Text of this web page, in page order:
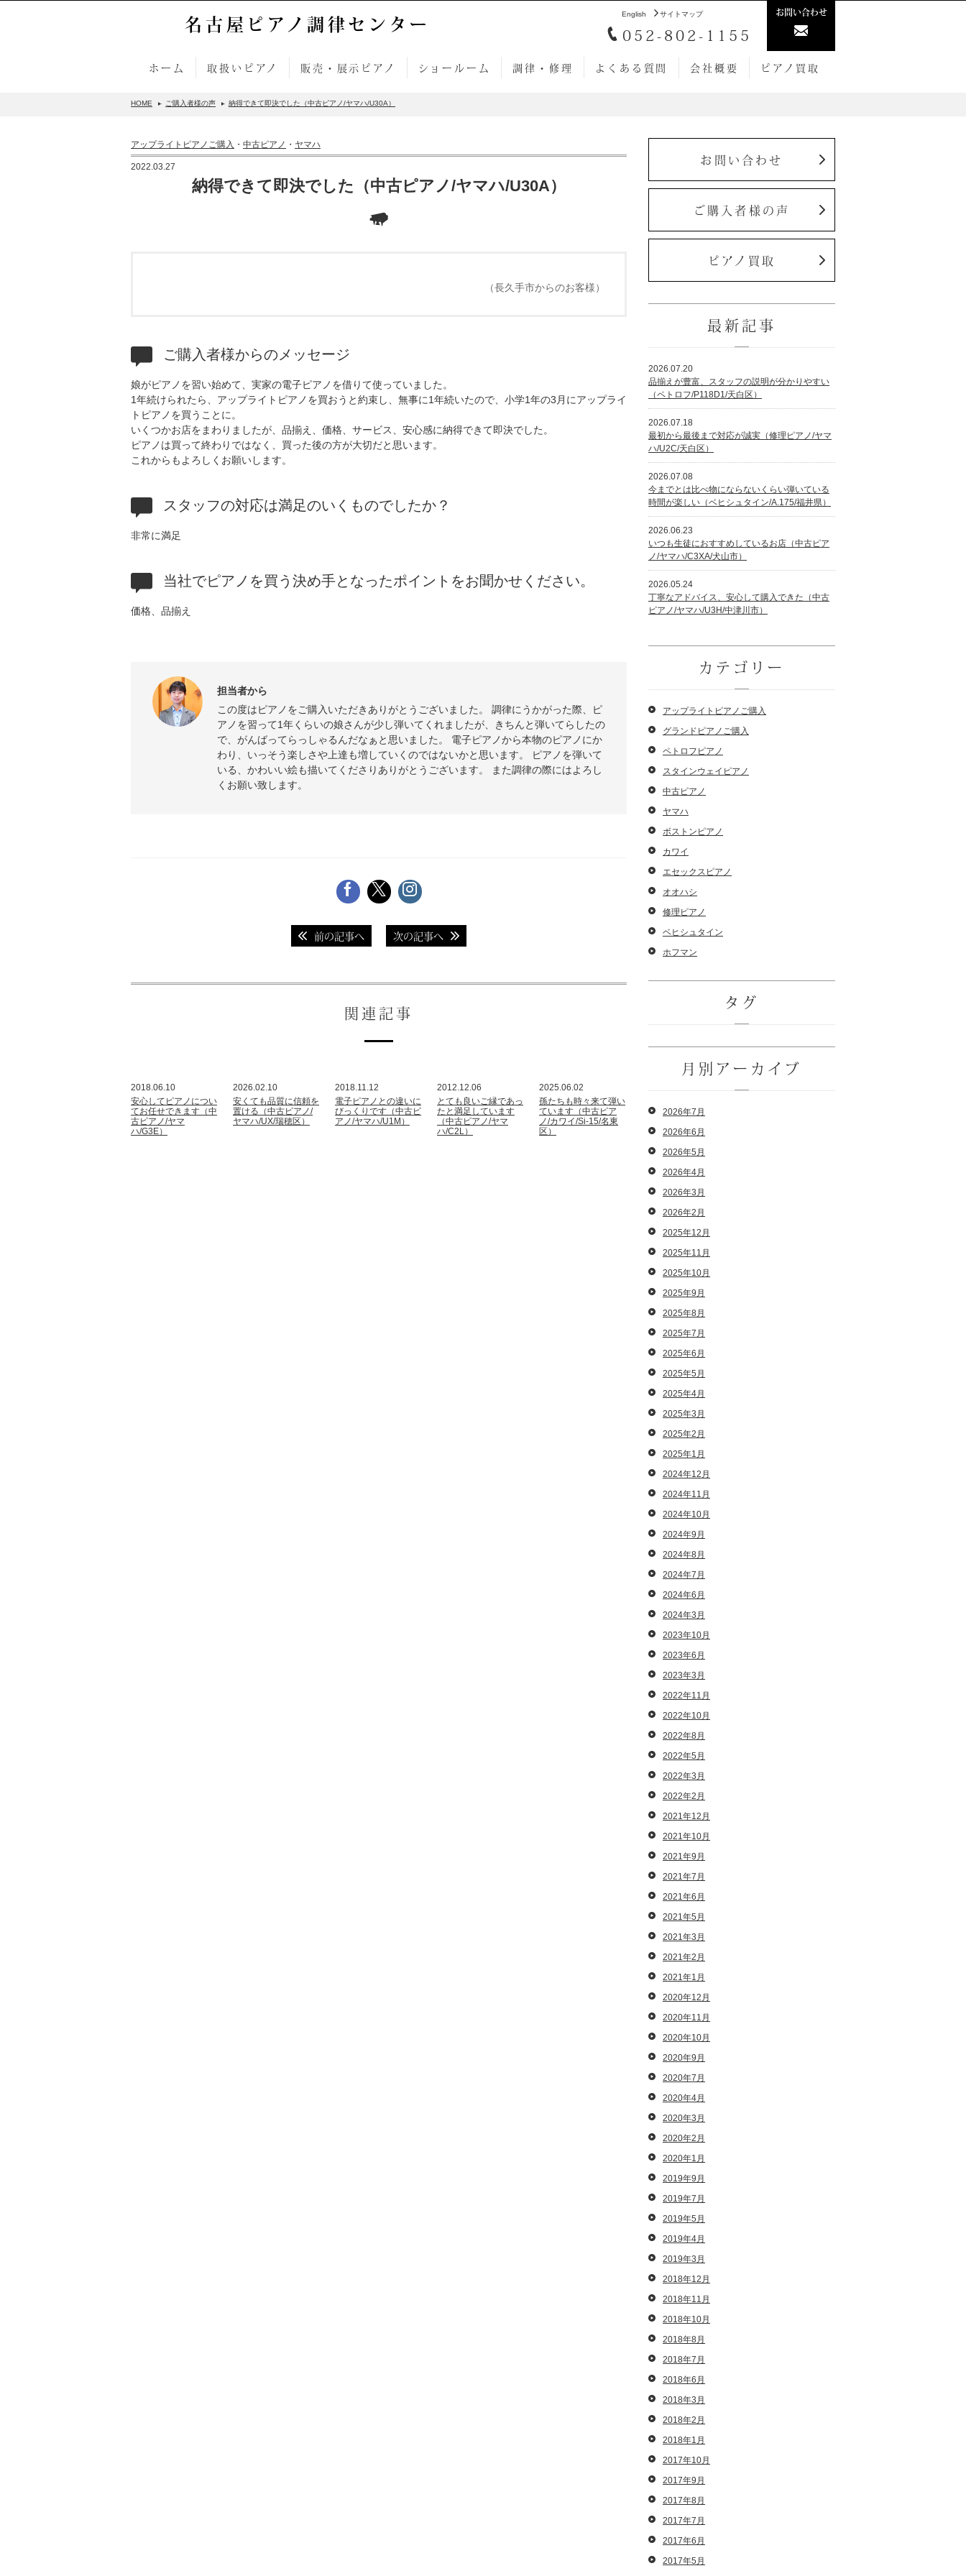
English サイトマップ
052-802-1155
お問い合わせ
名古屋ピアノ調律センター
ホーム 取扱いピアノ 販売・展示ピアノ ショールーム 調律・修理 よくある質問 会社概要 ピアノ買取
HOME ご購入者様の声 納得できて即決でした（中古ピアノ/ヤマハ/U30A）
アップライトピアノご購入 ・ 中古ピアノ ・ ヤマハ
2022.03.27
納得できて即決でした（中古ピアノ/ヤマハ/U30A）
（長久手市からのお客様）
ご購入者様からのメッセージ
娘がピアノを習い始めて、実家の電子ピアノを借りて使っていました。
1年続けられたら、アップライトピアノを買おうと約束し、無事に1年続いたので、小学1年の3月にアップライ
トピアノを買うことに。
いくつかお店をまわりましたが、品揃え、価格、サービス、安心感に納得できて即決でした。
ピアノは買って終わりではなく、買った後の方が大切だと思います。
これからもよろしくお願いします。
スタッフの対応は満足のいくものでしたか？
非常に満足
当社でピアノを買う決め手となったポイントをお聞かせください。
価格、品揃え
担当者から
この度はピアノをご購入いただきありがとうございました。 調律にうかがった際、ピ
アノを習って1年くらいの娘さんが少し弾いてくれましたが、きちんと弾いてらしたの
で、がんばってらっしゃるんだなぁと思いました。 電子ピアノから本物のピアノにか
わり、いっそう楽しさや上達も増していくのではないかと思います。 ピアノを弾いて
いる、かわいい絵も描いてくださりありがとうございます。 また調律の際にはよろし
くお願い致します。
前の記事へ 次の記事へ
関連記事
2018.06.10
安心してピアノについ
てお任せできます（中
古ピアノ/ヤマ
ハ/G3E）
2026.02.10
安くても品質に信頼を
置ける（中古ピアノ/
ヤマハ/UX/瑞穂区）
2018.11.12
電子ピアノとの違いに
びっくりです（中古ピ
アノ/ヤマハ/U1M）
2012.12.06
とても良いご縁であっ
たと満足しています
（中古ピアノ/ヤマ
ハ/C2L）
2025.06.02
孫たちも時々来て弾い
ています（中古ピア
ノ/カワイ/Si-15/名東
区）
お問い合わせ
ご購入者様の声
ピアノ買取
最新記事
2026.07.20
品揃えが豊富、スタッフの説明が分かりやすい
（ペトロフ/P118D1/天白区）
2026.07.18
最初から最後まで対応が誠実（修理ピアノ/ヤマ
ハ/U2C/天白区）
2026.07.08
今までとは比べ物にならないくらい弾いている
時間が楽しい（ベヒシュタイン/A.175/福井県）
2026.06.23
いつも生徒におすすめしているお店（中古ピア
ノ/ヤマハ/C3XA/犬山市）
2026.05.24
丁寧なアドバイス、安心して購入できた（中古
ピアノ/ヤマハ/U3H/中津川市）
カテゴリー
アップライトピアノご購入
グランドピアノご購入
ペトロフピアノ
スタインウェイピアノ
中古ピアノ
ヤマハ
ボストンピアノ
カワイ
エセックスピアノ
オオハシ
修理ピアノ
ベヒシュタイン
ホフマン
タグ
月別アーカイブ
2026年7月
2026年6月
2026年5月
2026年4月
2026年3月
2026年2月
2025年12月
2025年11月
2025年10月
2025年9月
2025年8月
2025年7月
2025年6月
2025年5月
2025年4月
2025年3月
2025年2月
2025年1月
2024年12月
2024年11月
2024年10月
2024年9月
2024年8月
2024年7月
2024年6月
2024年3月
2023年10月
2023年6月
2023年3月
2022年11月
2022年10月
2022年8月
2022年5月
2022年3月
2022年2月
2021年12月
2021年10月
2021年9月
2021年7月
2021年6月
2021年5月
2021年3月
2021年2月
2021年1月
2020年12月
2020年11月
2020年10月
2020年9月
2020年7月
2020年4月
2020年3月
2020年2月
2020年1月
2019年9月
2019年7月
2019年5月
2019年4月
2019年3月
2018年12月
2018年11月
2018年10月
2018年8月
2018年7月
2018年6月
2018年3月
2018年2月
2018年1月
2017年10月
2017年9月
2017年8月
2017年7月
2017年6月
2017年5月